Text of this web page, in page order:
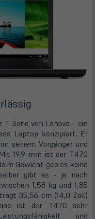
Serie von Lenovo - ein
Laptop konzipiert. Er
seinem Vorgänger und
19,9 mm ist der T470
Gewicht gab es keine
selber gibt es - je nach
1,58 kg und 1,85
35,56 cm (14,0 Zoll)
ist der T470 sehr
und